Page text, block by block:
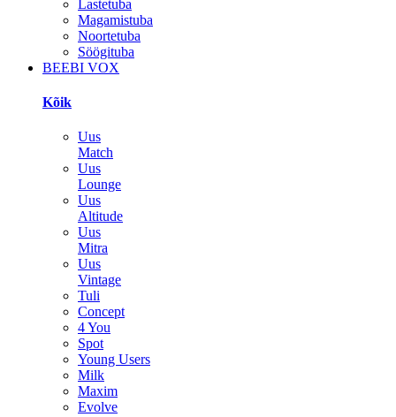
Lastetuba
Magamistuba
Noortetuba
Söögituba
BEEBI VOX
Kõik
Uus
Match
Uus
Lounge
Uus
Altitude
Uus
Mitra
Uus
Vintage
Tuli
Concept
4 You
Spot
Young Users
Milk
Maxim
Evolve